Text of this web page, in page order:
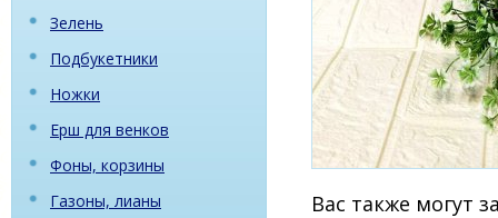
Зелень
Подбукетники
Ножки
Ерш для венков
Фоны, корзины
Газоны, лианы
Вас также могут